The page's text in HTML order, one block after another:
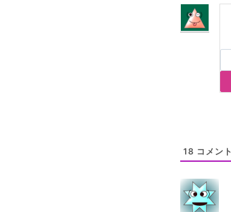
18 コメント